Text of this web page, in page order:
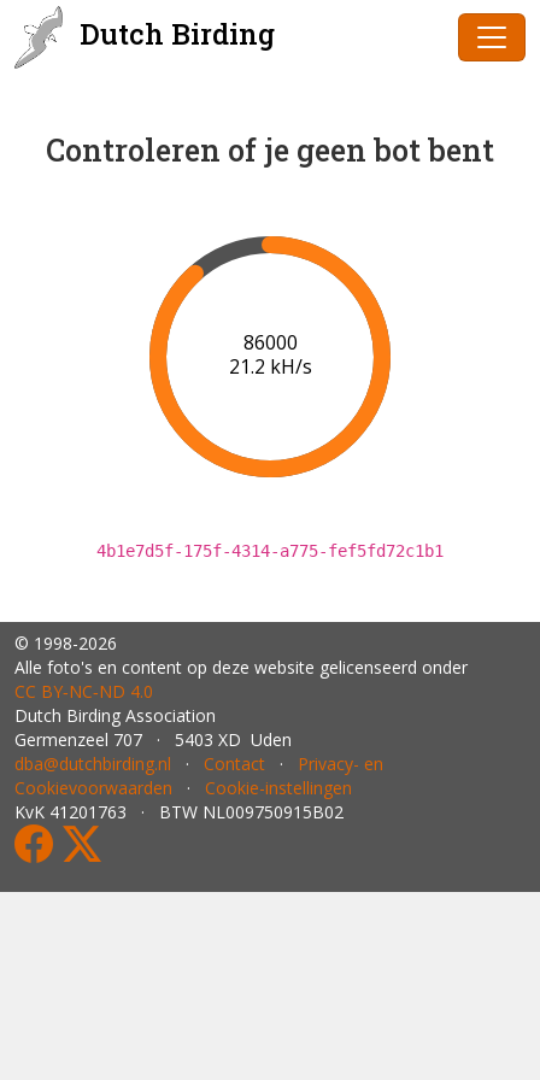
Dutch Birding
Controleren of je geen bot bent
86000
21.2 kH/s
4b1e7d5f-175f-4314-a775-fef5fd72c1b1
© 1998-2026
Alle foto's en content op deze website gelicenseerd onder
CC BY‑NC‑ND 4.0
Dutch Birding Association
Germenzeel 707 · 5403 XD Uden
dba@dutchbirding.nl · Contact · Privacy- en
Cookievoorwaarden · Cookie-instellingen
KvK 41201763 · BTW NL009750915B02